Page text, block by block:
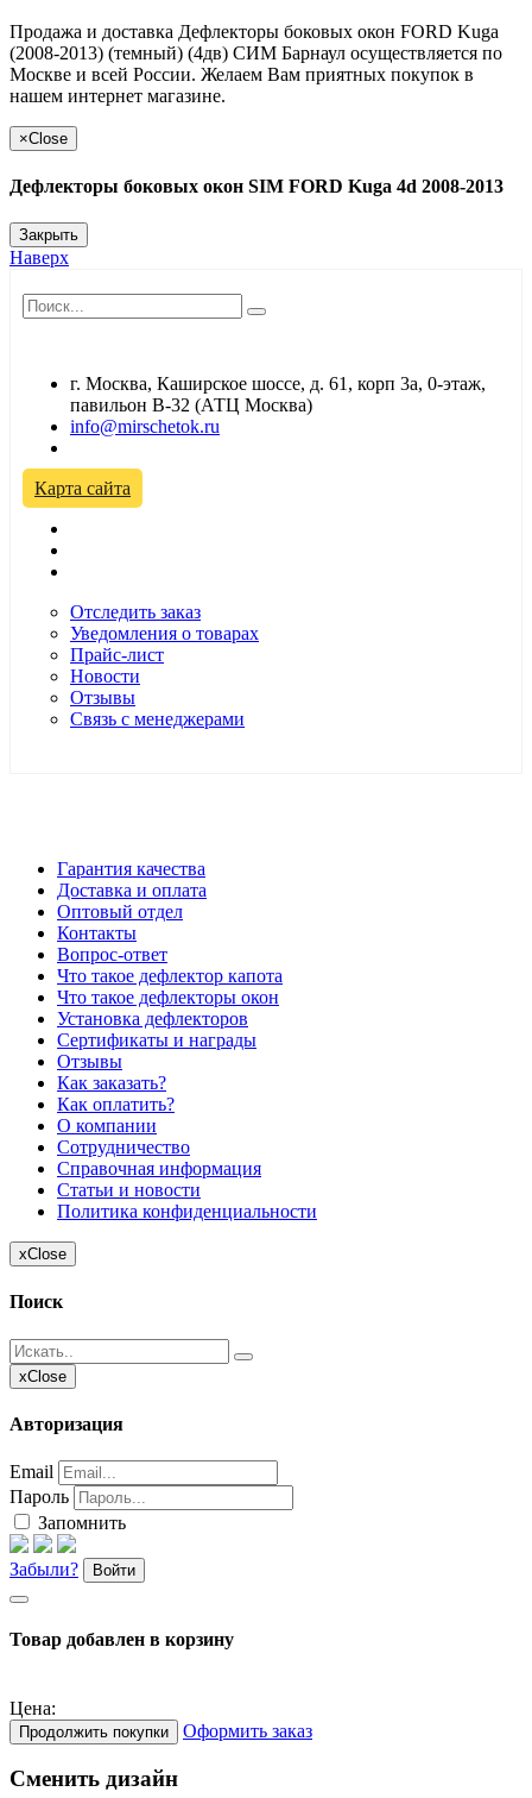
Продажа и доставка Дефлекторы боковых окон FORD Kuga
(2008-2013) (темный) (4дв) СИМ Барнаул осуществляется по
Москве и всей России. Желаем Вам приятных покупок в
нашем интернет магазине.
×Close
Дефлекторы боковых окон SIM FORD Kuga 4d 2008-2013
Закрыть
Наверх
г. Москва, Каширское шоссе, д. 61, корп 3а, 0-этаж,
павильон В-32 (АТЦ Москва)
info@mirschetok.ru
Карта сайта
Отследить заказ
Уведомления о товарах
Прайс-лист
Новости
Отзывы
Связь с менеджерами
Гарантия качества
Доставка и оплата
Оптовый отдел
Контакты
Вопрос-ответ
Что такое дефлектор капота
Что такое дефлекторы окон
Установка дефлекторов
Сертификаты и награды
Отзывы
Как заказать?
Как оплатить?
О компании
Сотрудничество
Справочная информация
Статьи и новости
Политика конфиденциальности
xClose
Поиск
xClose
Авторизация
Email
Пароль
Запомнить
Забыли? Войти
Товар добавлен в корзину
Цена:
Продолжить покупки Оформить заказ
Сменить дизайн